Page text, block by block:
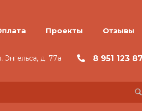
Проекты Отзывы
Энгельса, д. 77а 8 951 123